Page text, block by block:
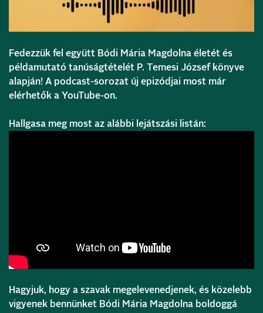
Fedezzük fel együtt Bódi Mária Magdolna életét és
példamutató tanúságtételét P. Temesi József könyve
alapján! A podcast-sorozat új epizódjai most már
elérhetők a YouTube-on.
Hallgasa meg most az alábbi lejátszási listán:
Hagyjuk, hogy a szavak megelevenedjenek, és közelebb
vigyenek bennünket Bódi Mária Magdolna boldoggá